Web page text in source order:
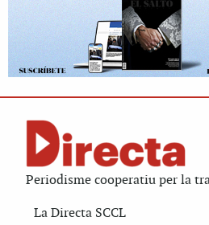
Periodisme cooperatiu per la
La Directa SCCL